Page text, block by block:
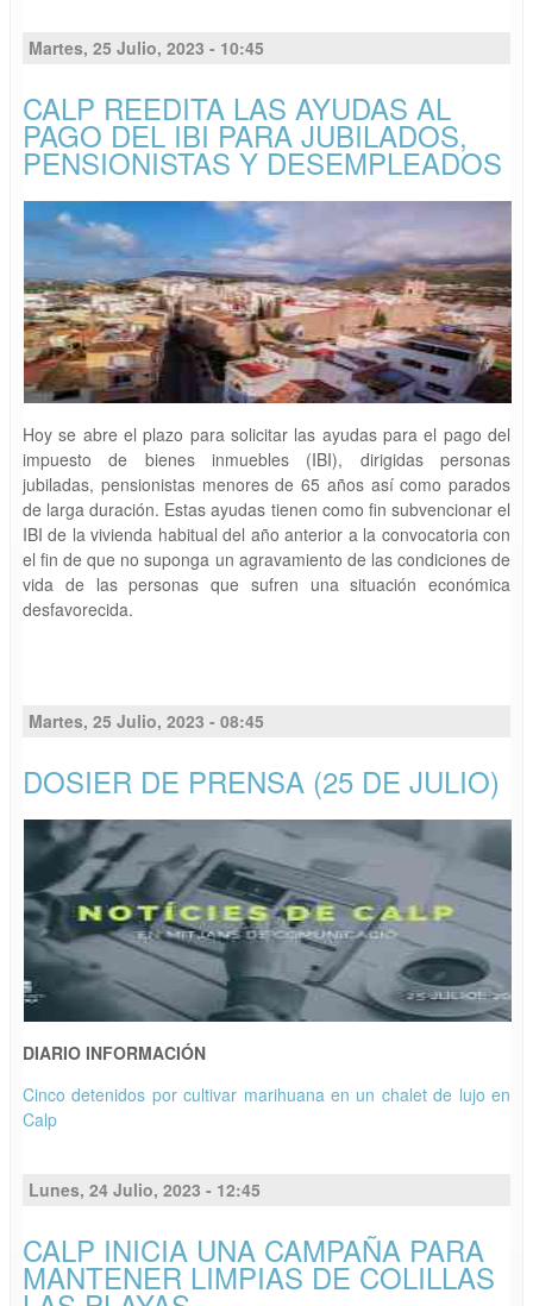
Martes, 25 Julio, 2023 - 10:45
CALP REEDITA LAS AYUDAS AL
PAGO DEL IBI PARA JUBILADOS,
PENSIONISTAS Y DESEMPLEADOS
Hoy se abre el plazo para solicitar las ayudas para el pago del
impuesto de bienes inmuebles (IBI), dirigidas personas
jubiladas, pensionistas menores de 65 años así como parados
de larga duración. Estas ayudas tienen como fin subvencionar el
IBI de la vivienda habitual del año anterior a la convocatoria con
el fin de que no suponga un agravamiento de las condiciones de
vida de las personas que sufren una situación económica
desfavorecida.
Martes, 25 Julio, 2023 - 08:45
DOSIER DE PRENSA (25 DE JULIO)
DIARIO INFORMACIÓN
Cinco detenidos por cultivar marihuana en un chalet de lujo en
Calp
Lunes, 24 Julio, 2023 - 12:45
CALP INICIA UNA CAMPAÑA PARA
MANTENER LIMPIAS DE COLILLAS